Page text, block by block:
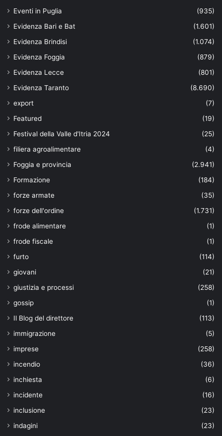
Eventi in Puglia
(935)
Evidenza Bari e Bat
(1.601)
Evidenza Brindisi
(1.074)
Evidenza Foggia
(879)
Evidenza Lecce
(801)
Evidenza Taranto
(8.690)
export
(7)
Featured
(19)
Festival della Valle d'Itria 2024
(25)
filiera agroalimentare
(4)
Foggia e provincia
(2.941)
Formazione
(184)
forze armate
(35)
forze dell'ordine
(1.731)
frode alimentare
(1)
frode fiscale
(1)
furto
(114)
giovani
(21)
giustizia e processi
(258)
gossip
(1)
Il Blog del direttore
(113)
immigrazione
(5)
imprese
(258)
incendio
(36)
inchiesta
(6)
incidente
(16)
inclusione
(23)
indagini
(23)